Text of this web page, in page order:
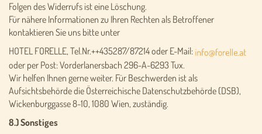
Folgen des Widerrufs ist eine Löschung.
Für nähere Informationen zu Ihren Rechten als Betroffener
kontaktieren Sie uns bitte unter
HOTEL FORELLE, Tel.Nr.++435287/87214 oder E-Mail:
oder per Post: Vorderlanersbach 296-A-6293 Tux.
Wir helfen Ihnen gerne weiter. Für Beschwerden ist als
Aufsichtsbehörde die Österreichische Datenschutzbehörde (DSB),
Wickenburggasse 8-10, 1080 Wien, zuständig.
8.) Sonstiges